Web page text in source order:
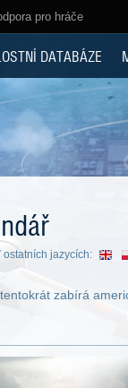
pro hráče
DATABÁZE
ostatních jazycích:
zabírá